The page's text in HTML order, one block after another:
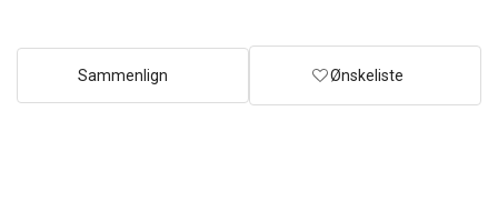
Sammenlign Ønskeliste